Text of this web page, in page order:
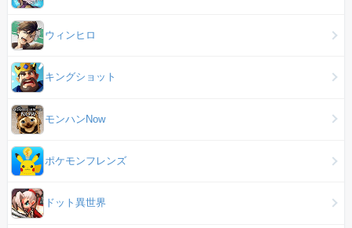
ウィンヒロ
キングショット
モンハンNow
ポケモンフレンズ
ドット異世界